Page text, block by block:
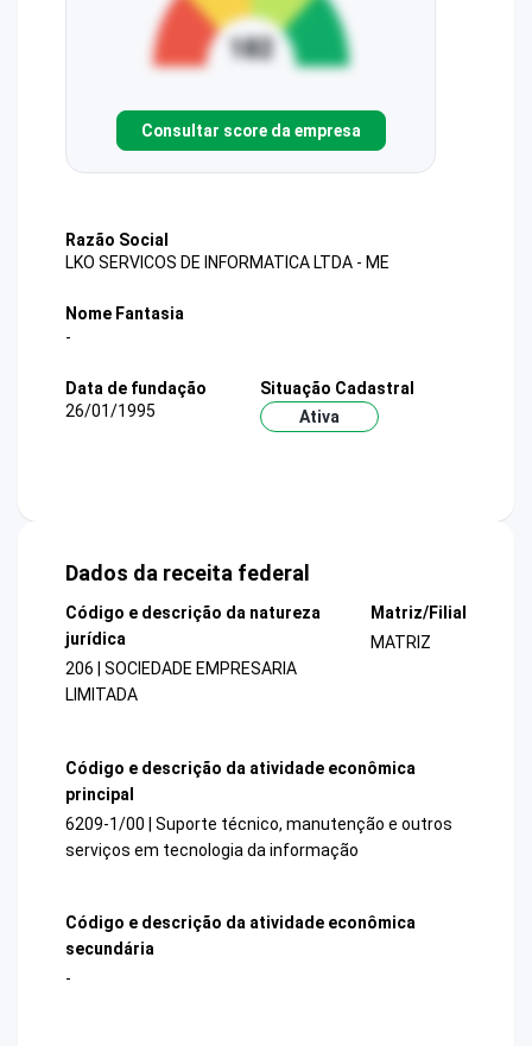
Consultar score da empresa
Razão Social
LKO SERVICOS DE INFORMATICA LTDA - ME
Nome Fantasia
-
Data de fundação
26/01/1995
Situação Cadastral
Ativa
Dados da receita federal
Código e descrição da natureza
jurídica
206 | SOCIEDADE EMPRESARIA
LIMITADA
Matriz/Filial
MATRIZ
Código e descrição da atividade econômica
principal
6209-1/00 | Suporte técnico, manutenção e outros
serviços em tecnologia da informação
Código e descrição da atividade econômica
secundária
-